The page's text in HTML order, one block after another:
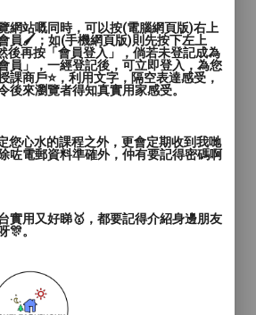
網站嘅同時，可以按(電腦網頁版)右上
員🖌️；如(手機網頁版)則先按下左上
後再按「會員登入」，倘若未登記成為
員」，一經登記後，可立即登入，為您
課商戶⭐️，利用文字，隔空表達感受，
後來瀏覽者得知真實用家感受。
您心水的課程之外，更會定期收到我哋
咗電郵資料準確外，仲有要記得密碼啊
實用又好睇🥇，都要記得介紹身邊朋友
🎊。